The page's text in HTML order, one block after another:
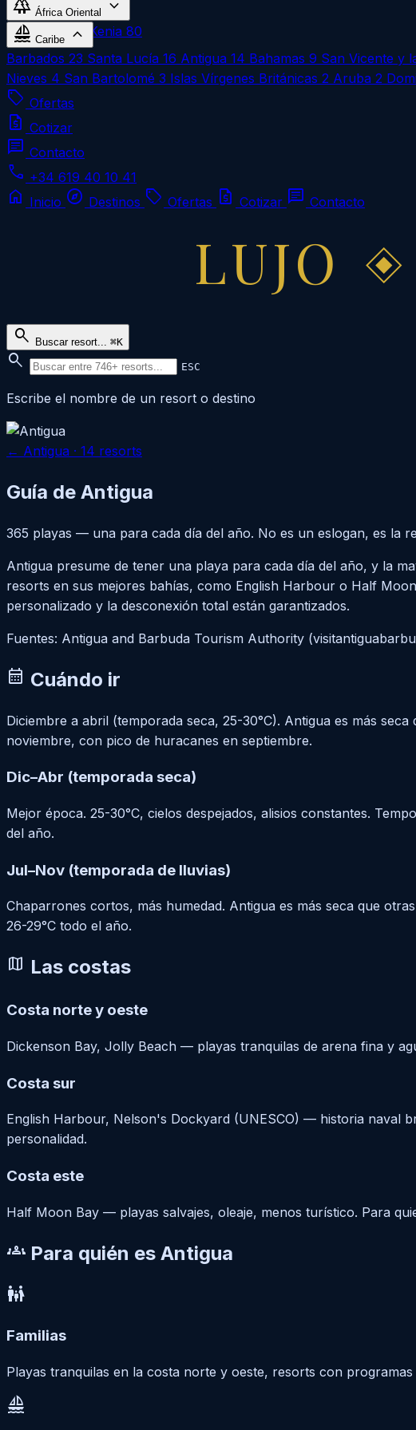
Omán 1
forest África Oriental expand_more
Zanzíbar 183 Kenia 80
sailing Caribe expand_more
Barbados 23 Santa Lucía 16 Antigua 14 Bahamas 9 San Vicente y
Nieves 4 San Bartolomé 3 Islas Vírgenes Británicas 2 Aruba 2
local_offer Ofertas
request_quote Cotizar
chat Contacto
call +34 619 40 10 41
home Inicio explore Destinos local_offer Ofertas request_quote Cotizar chat Contacto
LUJO
search Buscar resort... ⌘K
search ESC
Escribe el nombre de un resort o destino
← Antigua · 14 resorts
Guía de Antigua
365 playas — una para cada día del año. No es un eslogan, es la
Antigua presume de tener una playa para cada día del año, y la
resorts en sus mejores bahías, como English Harbour o Half
personalizado y la desconexión total están garantizados.
Fuentes: Antigua and Barbuda Tourism Authority
calendar_month Cuándo ir
Diciembre a abril (temporada seca, 25-30°C). Antigua es más
noviembre, con pico de huracanes en septiembre.
Dic–Abr (temporada seca)
Mejor época. 25-30°C, cielos despejados, alisios constantes.
del año.
Jul–Nov (temporada de lluvias)
Chaparrones cortos, más humedad. Antigua es más seca que
26-29°C todo el año.
map Las costas
Costa norte y oeste
Dickenson Bay, Jolly Beach — playas tranquilas de arena fina y
Costa sur
English Harbour, Nelson's Dockyard (UNESCO) — historia naval
personalidad.
Costa este
Half Moon Bay — playas salvajes, oleaje, menos turístico. Para
groups Para quién es Antigua
family_restroom
Familias
Playas tranquilas en la costa norte y oeste, resorts con
sailing